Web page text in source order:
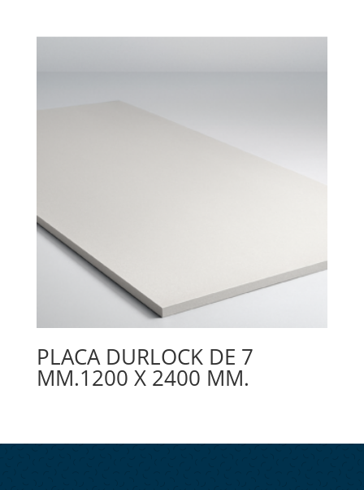
PLACA DURLOCK DE 7
MM.1200 X 2400 MM.